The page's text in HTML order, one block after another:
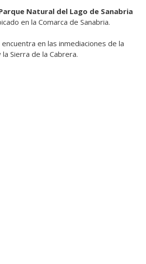
Natural del Lago de Sanabria
en la Comarca de Sanabria.
en las inmediaciones de la
Sierra de la Cabrera.